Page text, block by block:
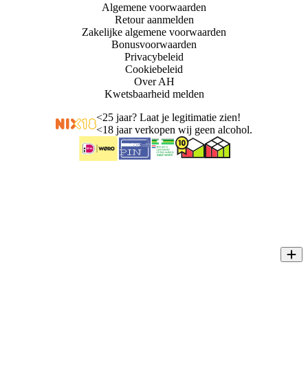
Algemene voorwaarden
Retour aanmelden
Zakelijke algemene voorwaarden
Bonusvoorwaarden
Privacybeleid
Cookiebeleid
Over AH
Kwetsbaarheid melden
<25 jaar? Laat je legitimatie zien!
<18 jaar verkopen wij geen alcohol.